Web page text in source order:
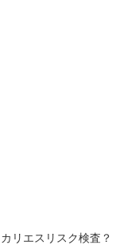
カリエスリスク検査？